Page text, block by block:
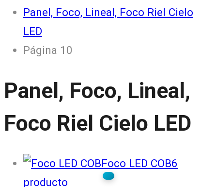
Panel, Foco, Lineal, Foco Riel Cielo
LED
Página 10
Panel, Foco, Lineal,
Foco Riel Cielo LED
Foco LED COB6
producto